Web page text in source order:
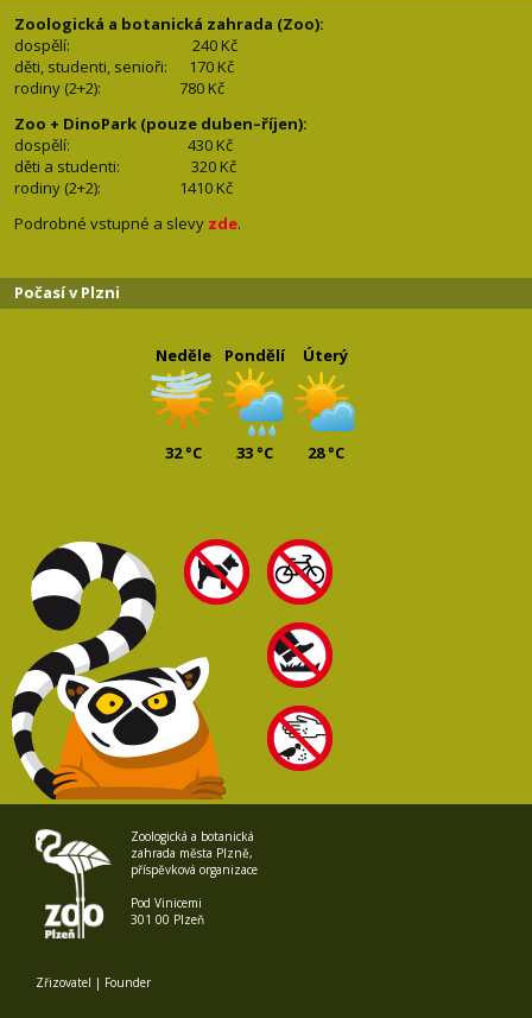
Zoologická a botanická zahrada (Zoo):
dospělí:
240 Kč
děti, studenti, senioři: 170 Kč
rodiny (2+2): 780 Kč
Zoo + DinoPark (pouze duben–říjen):
dospělí: 430 Kč
děti a studenti: 320 Kč
rodiny (2+2): 1410 Kč
Podrobné vstupné a slevy zde.
Počasí v Plzni
Neděle
32 °C
Pondělí
33 °C
Úterý
28 °C
Zoologická a botanická
zahrada města Plzně,
příspěvková organizace
Pod Vinicemi
301 00 Plzeň
Zřizovatel | Founder